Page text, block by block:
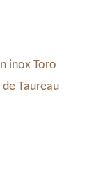
inox Toro
Taureau